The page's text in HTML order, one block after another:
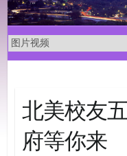
北美校友
府等你来